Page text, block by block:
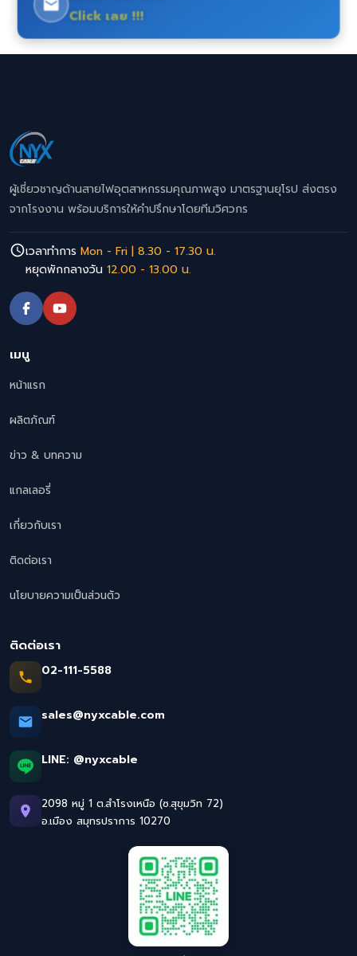
Click เลย !!!
ผู้เชี่ยวชาญด้านสายไฟอุตสาหกรรมคุณภาพสูง มาตรฐานยุโรป ส่งตรง
จากโรงงาน พร้อมบริการให้คำปรึกษาโดยทีมวิศวกร
เวลาทำการ Mon - Fri | 8.30 - 17.30 น.
หยุดพักกลางวัน 12.00 - 13.00 น.
เมนู
หน้าแรก
ผลิตภัณฑ์
ข่าว & บทความ
แกลเลอรี่
เกี่ยวกับเรา
ติดต่อเรา
นโยบายความเป็นส่วนตัว
ติดต่อเรา
02-111-5588
sales@nyxcable.com
LINE: @nyxcable
2098 หมู่ 1 ต.สำโรงเหนือ (ซ.สุขุมวิท 72)
อ.เมือง สมุทรปราการ 10270